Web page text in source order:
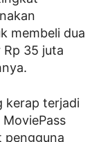
membeli dua
Rp 35 juta
kerap terjadi
pengguna